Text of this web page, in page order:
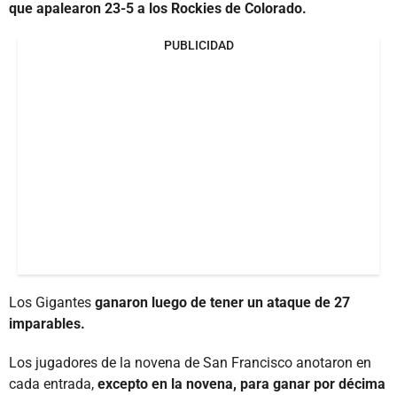
que apalearon 23-5 a los Rockies de Colorado.
PUBLICIDAD
Los Gigantes ganaron luego de tener un ataque de 27
imparables.
Los jugadores de la novena de San Francisco anotaron en
cada entrada, excepto en la novena, para ganar por décima